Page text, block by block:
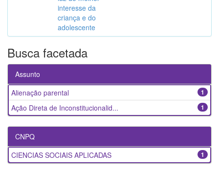
interesse da
criança e do
adolescente
Busca facetada
Assunto
1
Alienação parental
1
Ação Direta de Inconstitucionalid...
CNPQ
1
CIENCIAS SOCIAIS APLICADAS